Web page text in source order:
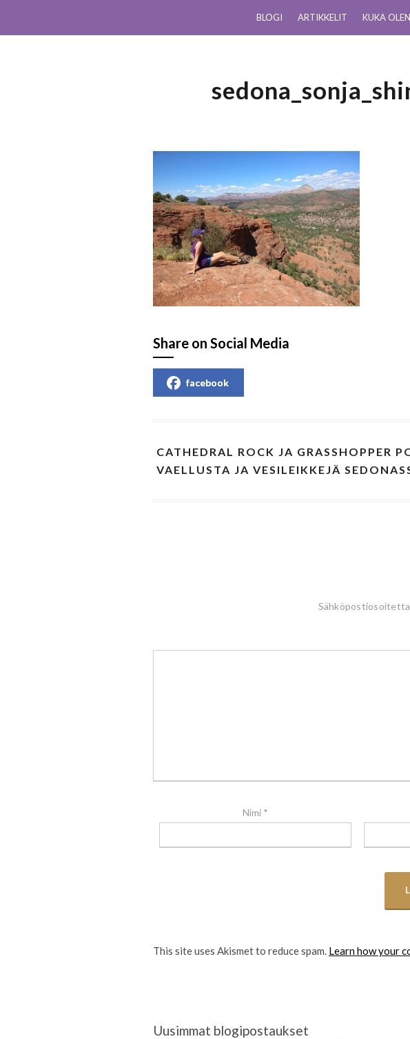
BLOGI ARTIKKELIT KUKA
Share on Social Media
facebook
CATHEDRAL ROCK JA GRASSHOPPER
VAELLUSTA JA VESILEIKKEJÄ
Nimi *
This site uses Akismet to reduce spam. Learn how your
Uusimmat blogipostaukset